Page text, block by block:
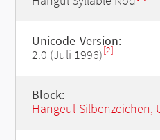
Unicode-Version:
2.0 (Juli 1996)[2]
Block:
Hangeul-Silbenzeichen,